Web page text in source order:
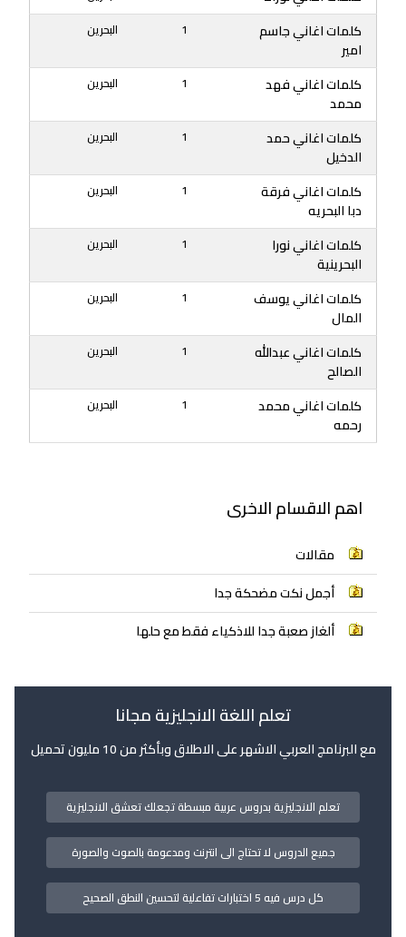
كلمات اغاني جاسم
امير
1 البحرين
كلمات اغاني فهد
محمد
1 البحرين
كلمات اغاني حمد
الدخيل
1 البحرين
كلمات اغاني فرقة
دبا البحريه
1 البحرين
كلمات اغاني نورا
البحرينية
1 البحرين
كلمات اغاني يوسف
المال
1 البحرين
كلمات اغاني عبدالله
الصالح
1 البحرين
كلمات اغاني محمد
رحمه
1 البحرين
اهم الاقسام الاخرى
مقالات
أجمل نكت مضحكة جدا
ألغاز صعبة جدا للاذكياء فقط مع حلها
تعلم اللغة الانجليزية مجانا
مع البرنامج العربي الاشهر على الاطلاق وبأكثر من 10 مليون تحميل
تعلم الانجليزية بدروس عربية مبسطة تجعلك تعشق الانجليزية
جميع الدروس لا تحتاج الى انترنت ومدعومة بالصوت والصورة
كل درس فيه 5 اختبارات تفاعلية لتحسين النطق الصحيح